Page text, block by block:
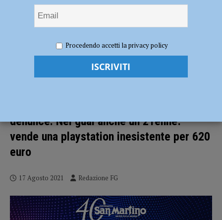
al bancomat e i truffatori si fanno accreditare 1200 euro, due denunce.
Nei guai anche un 21enne: vende una playstation inesistente per 620
denunce. Nei guai anche un 21enne:
vende una playstation inesistente per 620
euro
17 Agosto 2021 Redazione FG
Procedendo accetti la privacy policy